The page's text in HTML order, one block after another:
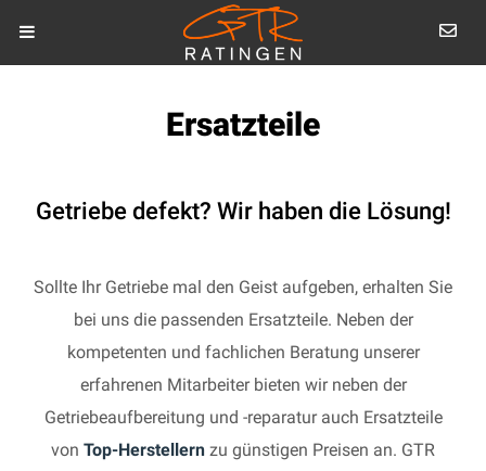
Ersatzteile
Getriebe defekt? Wir haben die Lösung!
Sollte Ihr Getriebe mal den Geist aufgeben, erhalten Sie
bei uns die passenden Ersatzteile. Neben der
kompetenten und fachlichen Beratung unserer
erfahrenen Mitarbeiter bieten wir neben der
Getriebeaufbereitung und -reparatur auch Ersatzteile
von Top-Herstellern zu günstigen Preisen an. GTR